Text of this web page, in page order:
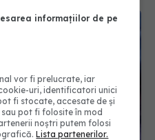
informațiilor de pe
vor fi prelucrate, iar
uri, identificatori unici
fi stocate, accesate de și
pot fi folosite în mod
noștri putem folosi
Lista partenerilor.